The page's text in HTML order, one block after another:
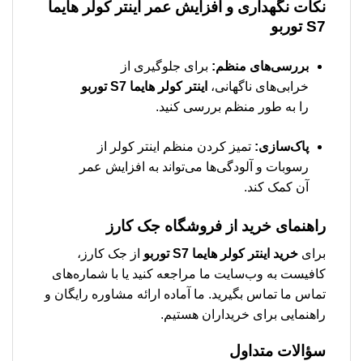
نکات نگهداری و افزایش عمر اینتر کولر هایما
S7 توربو
بررسی‌های منظم: برای جلوگیری از
خرابی‌های ناگهانی، اینتر کولر هایما S7 توربو
را به طور منظم بررسی کنید.
پاک‌سازی: تمیز کردن منظم اینتر کولر از
رسوبات و آلودگی‌ها می‌تواند به افزایش عمر
آن کمک کند.
راهنمای خرید از فروشگاه جک کارز
برای خرید اینتر کولر هایما S7 توربو
از جک کارز،
کافیست به وب‌سایت ما مراجعه کنید یا با شماره‌های
تماس ما تماس بگیرید. ما آماده ارائه مشاوره رایگان و
راهنمایی برای خریداران هستیم.
سؤالات متداول